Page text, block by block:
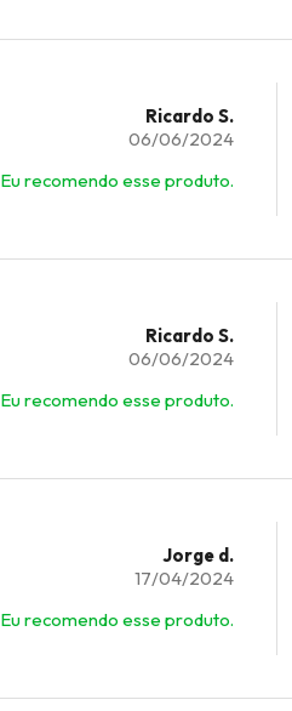
Ricardo S.
06/06/2024
Eu recomendo esse produto.
Ricardo S.
06/06/2024
Eu recomendo esse produto.
Jorge d.
17/04/2024
Eu recomendo esse produto.